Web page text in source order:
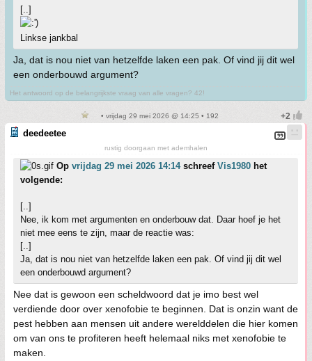
[..]
Linkse jankbal
Ja, dat is nou niet van hetzelfde laken een pak. Of vind jij dit wel
een onderbouwd argument?
Het antwoord op de belangrijkste vraag van alle vragen? 42!
• vrijdag 29 mei 2026 @ 14:25 • 192
deedeetee
rustig doorgaan met ademhalen
Op vrijdag 29 mei 2026 14:14schreef Vis1980 het
volgende:
[..]
Nee, ik kom met argumenten en onderbouw dat. Daar hoef je het
niet mee eens te zijn, maar de reactie was:
[..]
Ja, dat is nou niet van hetzelfde laken een pak. Of vind jij dit wel
een onderbouwd argument?
Nee dat is gewoon een scheldwoord dat je imo best wel
verdiende door over xenofobie te beginnen. Dat is onzin want de
pest hebben aan mensen uit andere werelddelen die hier komen
om van ons te profiteren heeft helemaal niks met xenofobie te
maken.